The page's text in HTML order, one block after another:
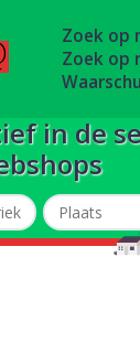
Zoek op
Zoek op
in de